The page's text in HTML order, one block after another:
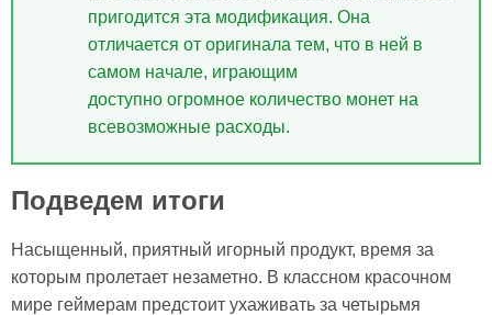
пригодится эта модификация. Она
отличается от оригинала тем, что в ней в
самом начале, играющим
доступно огромное количество монет на
всевозможные расходы.
Подведем итоги
Насыщенный, приятный игорный продукт, время за
которым пролетает незаметно. В классном красочном
мире геймерам предстоит ухаживать за четырьмя